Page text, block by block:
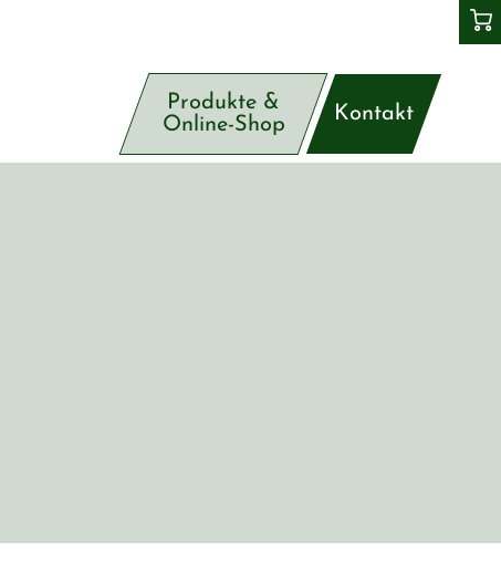
Produkte &
Online-Shop
Kontakt